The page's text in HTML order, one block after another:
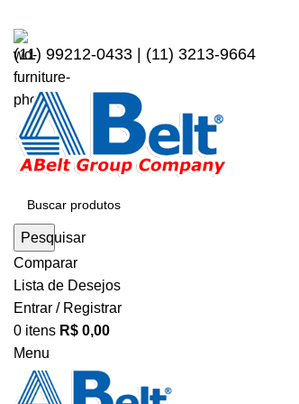
(11) 99212-0433 | (11) 3213-9664
Pesquisar
Comparar
Lista de Desejos
Entrar / Registrar
0 itens R$ 0,00
Menu